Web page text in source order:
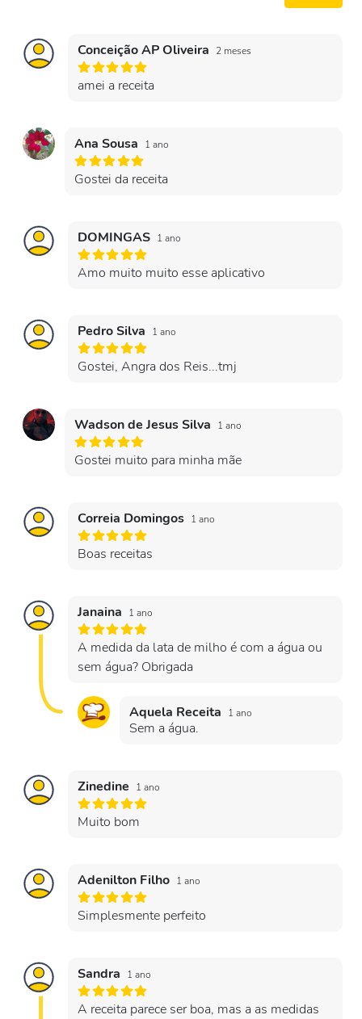
Conceição AP Oliveira 2 meses
amei a receita
Ana Sousa 1 ano
Gostei da receita
DOMINGAS 1 ano
Amo muito muito esse aplicativo
Pedro Silva 1 ano
Gostei, Angra dos Reis...tmj
Wadson de Jesus Silva 1 ano
Gostei muito para minha mãe
Correia Domingos 1 ano
Boas receitas
Janaina 1 ano
A medida da lata de milho é com a água ou
sem água? Obrigada
Aquela Receita 1 ano
Sem a água.
Zinedine 1 ano
Muito bom
Adenilton Filho 1 ano
Simplesmente perfeito
Sandra 1 ano
A receita parece ser boa, mas a as medidas